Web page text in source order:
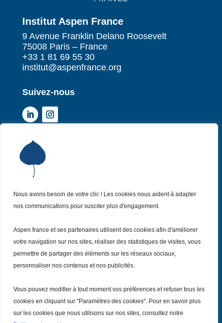
Nous avons besoin de votre clic ! Les cookies nous aident à adapter
nos communications pour susciter plus d'engagement.
Aspen france et ses partenaires utilisent des cookies afin d'améliorer
votre navigation sur nos sites, réaliser des statistiques de visites, vous
permettre de partager des éléments sur les réseaux sociaux,
personnaliser nos contenus et nos publicités.
Vous pouvez modifier à tout moment vos préférences et refuser tous les
cookies en cliquant sur "Paramètres des cookies". Pour en savoir plus
sur les cookies que nous utilisons sur nos sites, consultez notre
Institut Aspen France
9 Avenue Franklin Delano Roosevelt
75008 Paris – France
+33 1 81 69 55 30
institut@aspenfrance.org
Suivez-nous
P Institut Aspen France
P Qui sommes-nous ?
Nos missions
P Nos actualités
P Nos évènements
Inscrivez vousà notre Newsletter
Je m’inscris